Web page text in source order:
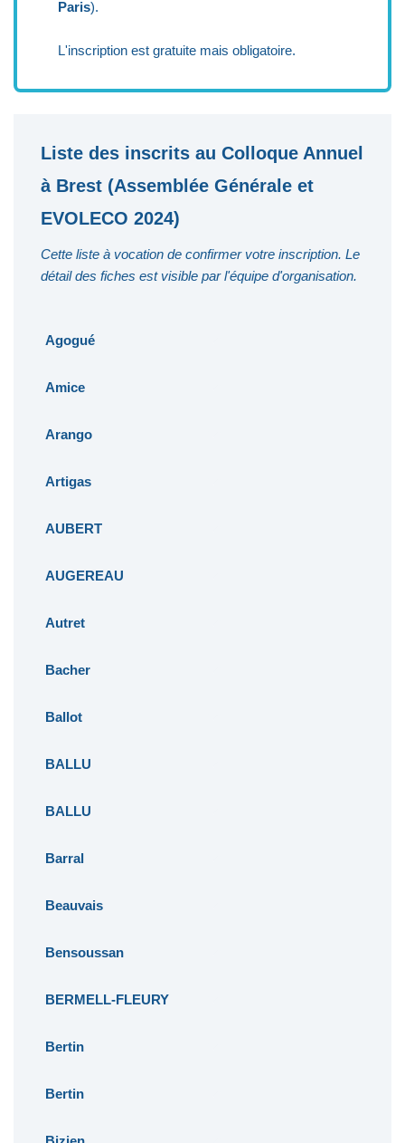
Paris).
L'inscription est gratuite mais obligatoire.
Liste des inscrits au Colloque Annuel
à Brest (Assemblée Générale et
EVOLECO 2024)
Cette liste à vocation de confirmer votre inscription. Le
détail des fiches est visible par l'équipe d'organisation.
Agogué
Amice
Arango
Artigas
AUBERT
AUGEREAU
Autret
Bacher
Ballot
BALLU
BALLU
Barral
Beauvais
Bensoussan
BERMELL-FLEURY
Bertin
Bertin